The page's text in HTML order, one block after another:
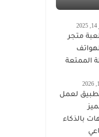
متجر
الممتعة
لعمل
بالذكاء